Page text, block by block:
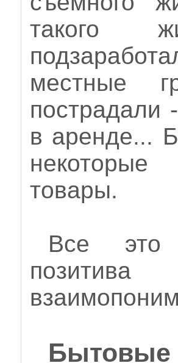
такого
местные
пострадали
в аренде...
товары.
Все это
Бытовые